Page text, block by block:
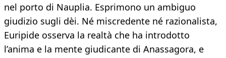
nel porto di Nauplia. Esprimono un ambiguo
giudizio sugli dèi. Né miscredente né razionalista,
Euripide osserva la realtà che ha introdotto
l’anima e la mente giudicante di Anassagora, e